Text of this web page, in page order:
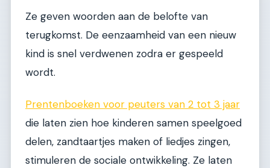
Ze geven woorden aan de belofte van
terugkomst. De eenzaamheid van een nieuw
kind is snel verdwenen zodra er gespeeld
wordt.
Prentenboeken voor peuters van 2 tot 3 jaar
die laten zien hoe kinderen samen speelgoed
delen, zandtaartjes maken of liedjes zingen,
stimuleren de sociale ontwikkeling. Ze laten